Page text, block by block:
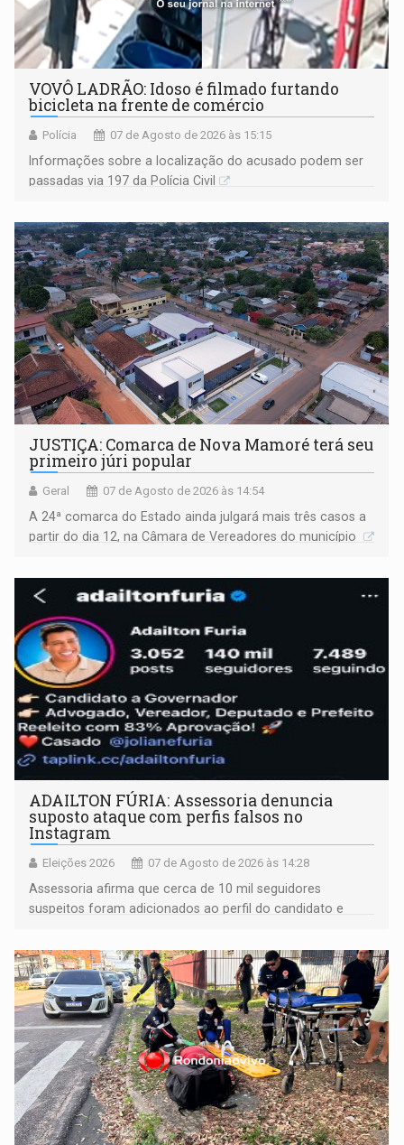
VOVÔ LADRÃO: Idoso é filmado furtando
bicicleta na frente de comércio
Polícia 07 de Agosto de 2026 às 15:15
Informações sobre a localização do acusado podem ser
passadas via 197 da Polícia Civil
JUSTIÇA: Comarca de Nova Mamoré terá seu
primeiro júri popular
Geral 07 de Agosto de 2026 às 14:54
A 24ª comarca do Estado ainda julgará mais três casos a
partir do dia 12, na Câmara de Vereadores do município
ADAILTON FÚRIA: Assessoria denuncia
suposto ataque com perfis falsos no
Instagram
Eleições 2026 07 de Agosto de 2026 às 14:28
Assessoria afirma que cerca de 10 mil seguidores
suspeitos foram adicionados ao perfil do candidato e
remover as contas